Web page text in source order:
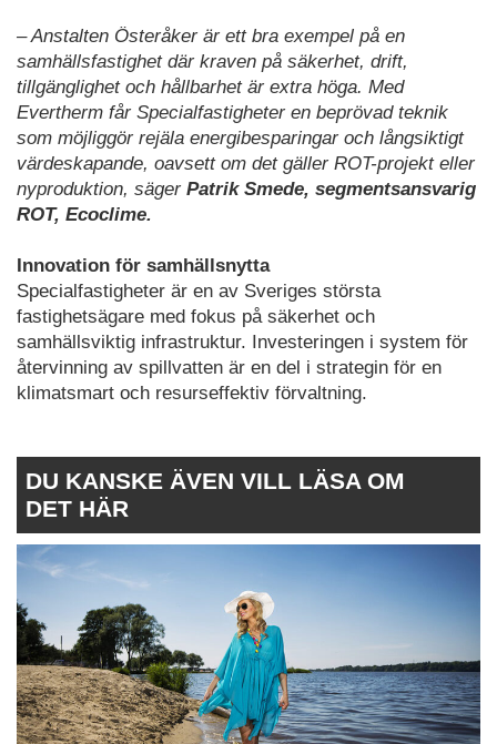
– Anstalten Österåker är ett bra exempel på en
samhällsfastighet där kraven på säkerhet, drift,
tillgänglighet och hållbarhet är extra höga. Med
Evertherm får Specialfastigheter en beprövad teknik
som möjliggör rejäla energibesparingar och långsiktigt
värdeskapande, oavsett om det gäller ROT-projekt eller
nyproduktion, säger Patrik Smede, segmentsansvarig
ROT, Ecoclime.
Innovation för samhällsnytta
Specialfastigheter är en av Sveriges största
fastighetsägare med fokus på säkerhet och
samhällsviktig infrastruktur. Investeringen i system för
återvinning av spillvatten är en del i strategin för en
klimatsmart och resurseffektiv förvaltning.
DU KANSKE ÄVEN VILL LÄSA OM
DET HÄR